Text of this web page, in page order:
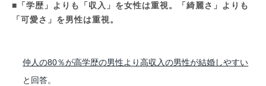
■「学歴」よりも「収入」を女性は重視。「綺麗さ」よりも
「可愛さ」を男性は重視。
仲人の80％が高学歴の男性より高収入の男性が結婚しやすい
と回答。